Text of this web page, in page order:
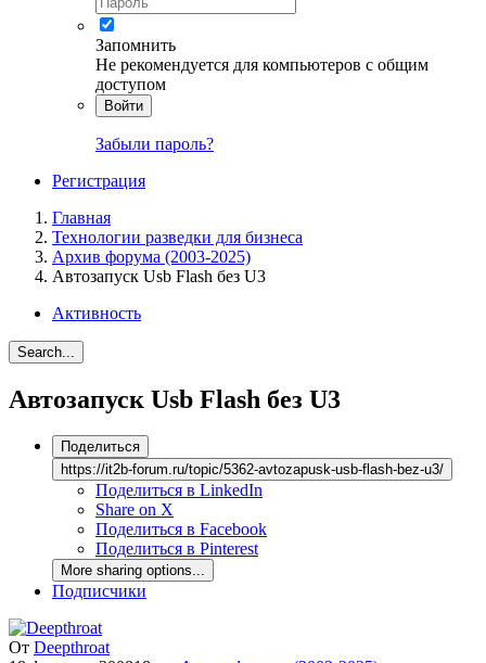
Запомнить
Не рекомендуется для компьютеров с общим
доступом
Войти
Забыли пароль?
Регистрация
Главная
Технологии разведки для бизнеса
Архив форума (2003-2025)
Автозапуск Usb Flash без U3
Активность
Search...
Автозапуск Usb Flash без U3
Поделиться
https://it2b-forum.ru/topic/5362-avtozapusk-usb-flash-bez-u3/
Поделиться в LinkedIn
Share on X
Поделиться в Facebook
Поделиться в Pinterest
More sharing options...
Подписчики
От Deepthroat